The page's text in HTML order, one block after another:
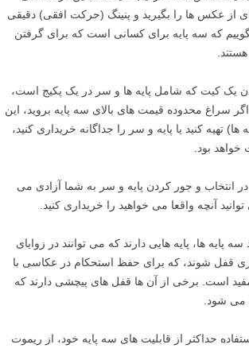
ای از عکس ها را بگیرید و پنینگ (حرکت افقی) دقیقی
که سه پایه برای کسانی است که برای گرفتن
یک کیت که شامل پایه ها و سر در یک پکیج است،
سراغ محدوده قیمت های بالای سه پایه بروید، این
تهیه کنید یا پایه و سر را جداگانه خریداری کنید،
بود.
در انتخاب و جور کردن پایه و سر به شما آزادی می
آنچه واقعا می خواهید را خریداری کنید.
پایه ها، پایه هایی دارند که می توانند در زوایای
قفل شوند، که برای حفظ استحکام در عکاسی با
است. برخی از آن ها قفل های پیچشی دارند که
شود.
حداکثر از قابلیت های سه پایه خود، از ریموت